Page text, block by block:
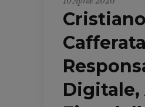
Cristiano
Digitale,